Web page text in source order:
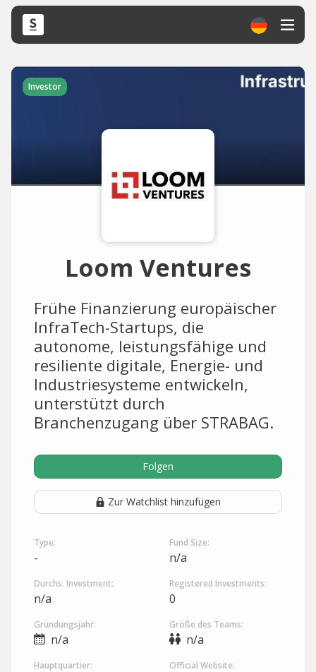
Investor
Loom Ventures
Frühe Finanzierung europäischer
InfraTech-Startups, die
autonome, leistungsfähige und
resiliente digitale, Energie- und
Industriesysteme entwickeln,
unterstützt durch
Branchenzugang über STRABAG.
Folgen
Zur Watchlist hinzufügen
Type:
-
Fund Size:
n/a
Durchs. Investment:
n/a
Registered Investments:
0
Gründungsjahr:
n/a
Größe des Teams:
n/a
Hauptquartier: Official Website: